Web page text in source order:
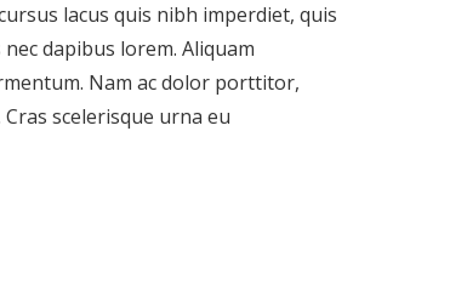
lacus quis nibh imperdiet, quis
dapibus lorem. Aliquam
Nam ac dolor porttitor,
scelerisque urna eu